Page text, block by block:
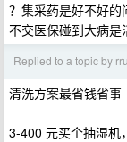
？集采药是好不好的
不交医保碰到大病是
Replied to a topic by
清洗方案最省钱省事
3-400 元买个抽湿机